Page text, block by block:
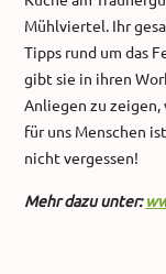
Mühlviertel. Ihr
Tipps rund um das
gibt sie in ihren
Anliegen zu
für uns Menschen
nicht vergessen!
Mehr dazu unter: